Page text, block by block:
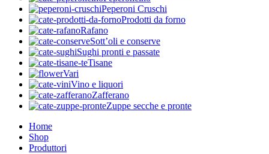
Peperoni Cruschi
Prodotti da forno
Rafano
Sott’oli e conserve
Sughi pronti e passate
Tisane
Vari
Vino e liquori
Zafferano
Zuppe secche e pronte
Home
Shop
Produttori